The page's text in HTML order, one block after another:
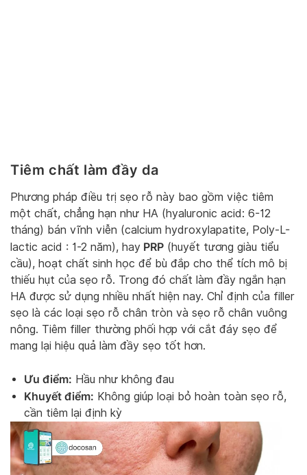
Tiêm chất làm đầy da
Phương pháp điều trị sẹo rỗ này bao gồm việc tiêm
một chất, chẳng hạn như HA (hyaluronic acid: 6-12
tháng) bán vĩnh viễn (calcium hydroxylapatite, Poly-L-
lactic acid : 1-2 năm), hay PRP (huyết tương giàu tiểu
cầu), hoạt chất sinh học để bù đắp cho thể tích mô bị
thiếu hụt của sẹo rỗ. Trong đó chất làm đầy ngắn hạn
HA được sử dụng nhiều nhất hiện nay. Chỉ định của filler
sẹo là các loại sẹo rỗ chân tròn và sẹo rỗ chân vuông
nông. Tiêm filler thường phối hợp với cắt đáy sẹo để
mang lại hiệu quả làm đầy sẹo tốt hơn.
Ưu điểm: Hầu như không đau
Khuyết điểm: Không giúp loại bỏ hoàn toàn sẹo rỗ,
cần tiêm lại định kỳ